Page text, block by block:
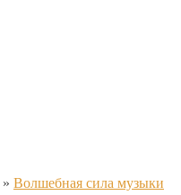
» Волшебная сила музыки